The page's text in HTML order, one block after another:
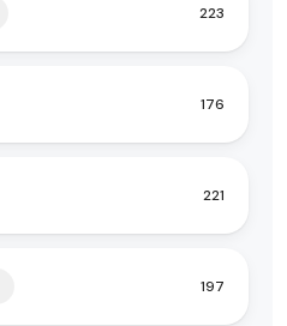
223
176
221
197